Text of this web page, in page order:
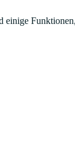
einige